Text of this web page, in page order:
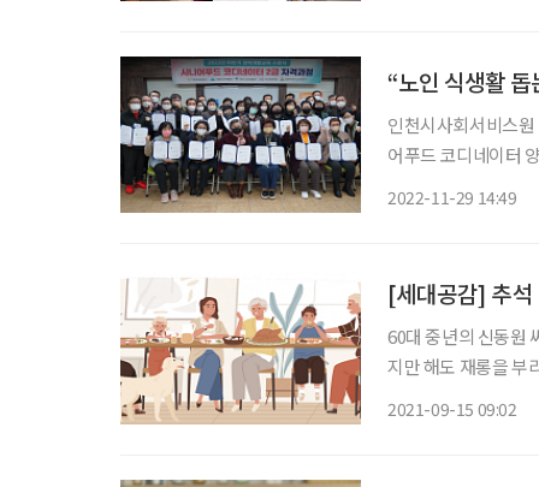
“노인 식생활
인천시사회서비스
어푸드 코디네이터
2022-11-29 14:49
[세대공감] 추석
60대 중년의 신동원
지만 해도 재롱을 부
2021-09-15 09:02